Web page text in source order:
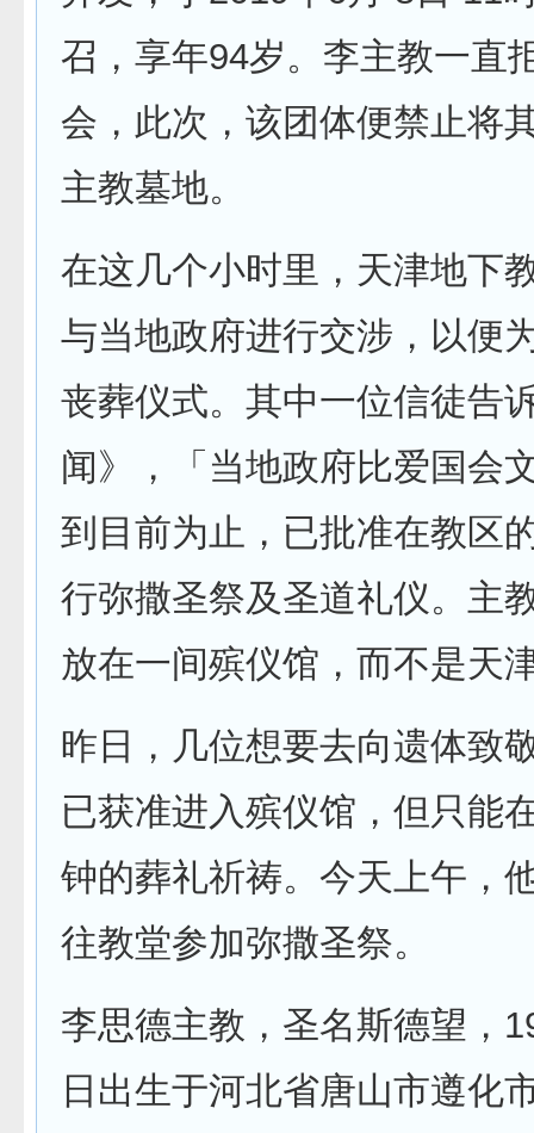
召，享年94岁。李主教一直
会，此次，该团体便禁止将
主教墓地。
在这几个小时里，天津地下
与当地政府进行交涉，以便
丧葬仪式。其中一位信徒告
闻》，「当地政府比爱国会
到目前为止，已批准在教区
行弥撒圣祭及圣道礼仪。主
放在一间殡仪馆，而不是天
昨日，几位想要去向遗体致
已获准进入殡仪馆，但只能
钟的葬礼祈祷。今天上午，
往教堂参加弥撒圣祭。
李思德主教，圣名斯德望，
日出生于河北省唐山市遵化